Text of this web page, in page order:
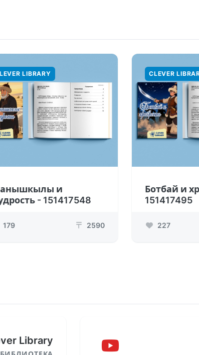
LIBRARY
и
- 151417548
179 ₸ 2590
CLEVER
Ботбай и
151417495
227
Library